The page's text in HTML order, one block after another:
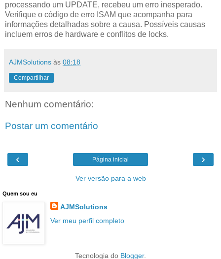
processando um UPDATE, recebeu um erro inesperado.
Verifique o código de erro ISAM que acompanha para
informações detalhadas sobre a causa. Possíveis causas
incluem erros de hardware e conflitos de locks.
AJMSolutions às 08:18
Compartilhar
Nenhum comentário:
Postar um comentário
‹ ›
Página inicial
Ver versão para a web
Quem sou eu
AJMSolutions
Ver meu perfil completo
Tecnologia do Blogger.